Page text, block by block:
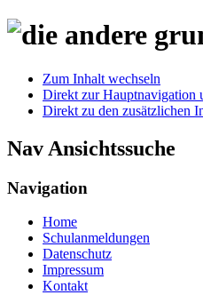
Zum Inhalt wechseln
Direkt zur Hauptnavigation
Direkt zu den zusätzlichen
Nav Ansichtssuche
Navigation
Home
Schulanmeldungen
Datenschutz
Impressum
Kontakt